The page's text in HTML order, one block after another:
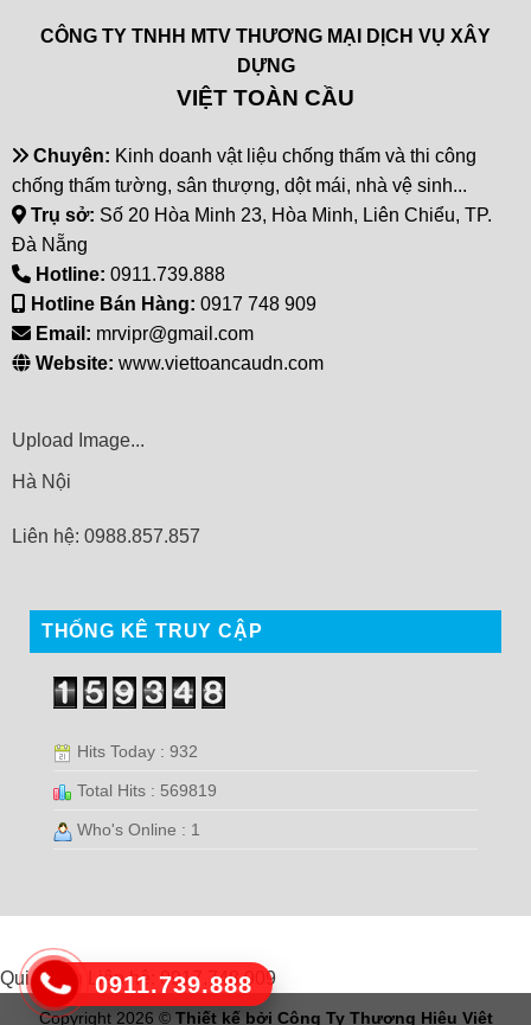
0911.739.888
CÔNG TY TNHH MTV THƯƠNG MẠI DỊCH VỤ XÂY
DỰNG
VIỆT TOÀN CẦU
Chuyên: Kinh doanh vật liệu chống thấm và thi công
chống thấm tường, sân thượng, dột mái, nhà vệ sinh...
Trụ sở: Số 20 Hòa Minh 23, Hòa Minh, Liên Chiểu, TP.
Đà Nẵng
Hotline: 0911.739.888
Hotline Bán Hàng: 0917 748 909
Email: mrvipr@gmail.com
Website: www.viettoancaudn.com
Upload Image...
Hà Nội
Liên hệ: 0988.857.857
THỐNG KÊ TRUY CẬP
Hits Today : 932
Total Hits : 569819
Who's Online : 1
Qui Nhơn Liên hệ: 0917.748.909
Copyright 2026 © Thiết kế bởi Công Ty Thương Hiệu Việt